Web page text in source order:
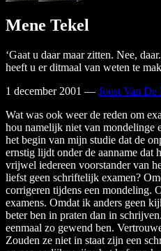
Mene Tekel
‘Gaat u daar maar zitten. Nee,
heeft u er ditmaal van weten te
1 december 2001 — Joost Van De
Wat was ook weer de reden om
hou namelijk niet van mondelinge
het begin van mijn studie dat de
ernstig lijdt onder de aanname dat
vrijwel iedereen voorstander van
liefst geen schriftelijk examen?
corrigeren tijdens een mondeling.
examens. Omdat ik anders geen
beter ben in praten dan in
eenmaal zo gewend ben.
Zouden ze niet in staat zijn een